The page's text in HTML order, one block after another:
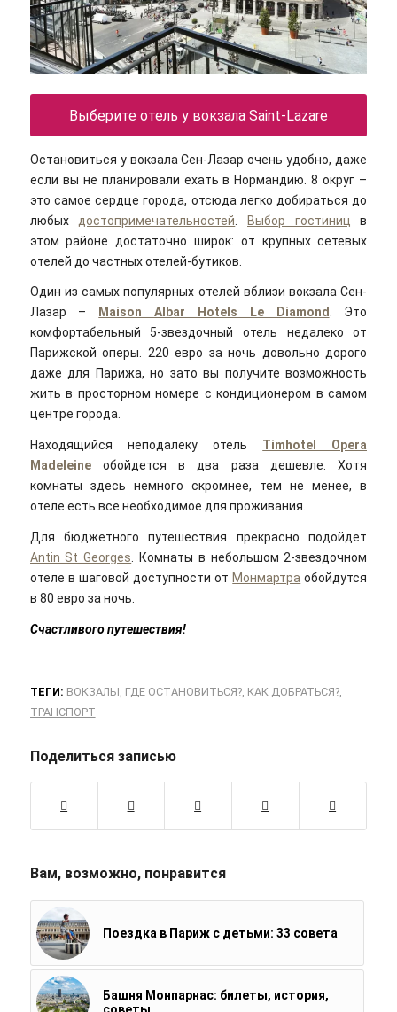
Выберите отель у вокзала Saint-Lazare
Остановиться у вокзала Сен-Лазар очень удобно, даже
если вы не планировали ехать в Нормандию. 8 округ –
это самое сердце города, отсюда легко добираться до
любых достопримечательностей Выбор гостиниц
в
этом районе достаточно широк: от крупных сетевых
отелей до частных отелей-бутиков.
Один из самых популярных отелей вблизи вокзала Сен-
Лазар –
Maison Albar Hotels Le Diamond. Это
комфортабельный 5-звездочный отель недалеко от
Парижской оперы. 220 евро за ночь довольно дорого
даже для Парижа, но зато вы получите возможность
жить в просторном номере с кондиционером в самом
центре города.
Находящийся неподалеку отель Timhotel Opera
Madeleineобойдется в два раза дешевле. Хотя
комнаты здесь немного скромнее, тем не менее, в
отеле есть все необходимое для проживания.
Для бюджетного путешествия прекрасно подойдет
Antin St Georges. Комнаты в небольшом 2-звездочном
отеле в шаговой доступности от Монмартра обойдутся
в 80 евро за ночь.
Счастливого путешествия!
ТЕГИ: ВОКЗАЛЫ, ГДЕ ОСТАНОВИТЬСЯ?, КАК ДОБРАТЬСЯ?,
ТРАНСПОРТ
Поделиться записью
Вам, возможно, понравится
Поездка в Париж с детьми: 33 совета
Башня Монпарнас: билеты, история,